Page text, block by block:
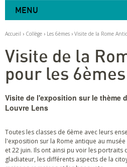
MENU
Accueil › Collège › Les 6èmes › Visite de la Rome
Visite de la
pour les 6èmes
Visite de l'exposition sur le thème
Louvre Lens
Toutes les classes de 6ème avec leurs
l'exposition sur la Rome antique au
et 22 juin. Ils ont ainsi pu voir les portraits
gladiateur, les différents aspects de la